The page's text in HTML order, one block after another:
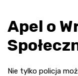
Apel o
Nie tylko policja